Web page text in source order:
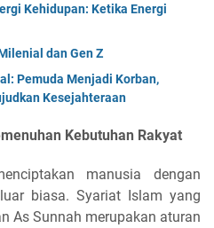
Kehidupan: Ketika Energi
dan Gen Z
Pemuda Menjadi Korban,
Kesejahteraan
Kebutuhan Rakyat
manusia dengan
biasa. Syariat Islam yang
As Sunnah merupakan aturan